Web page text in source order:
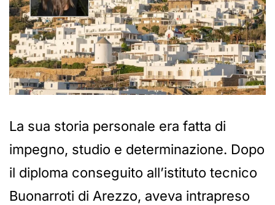
La sua storia personale era fatta di
impegno, studio e determinazione. Dopo
il diploma conseguito all’istituto tecnico
Buonarroti di Arezzo, aveva intrapreso